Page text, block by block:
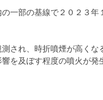
一部の基線で２０２３年
され、時折噴煙が高くな
を及ぼす程度の噴火が発